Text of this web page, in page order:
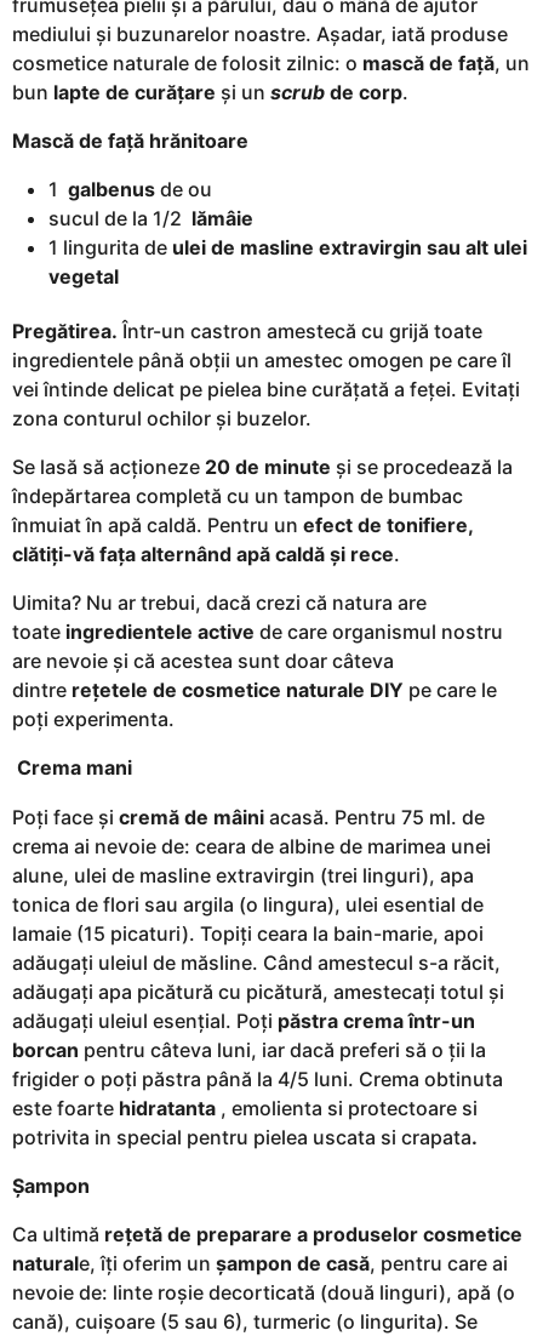
mediului și buzunarelor noastre. Așadar, iată produse
cosmetice naturale de folosit zilnic: o mască de față, un
bun lapte de curățare și un scrub de corp.
Mască de față hrănitoare
1 galbenus de ou
sucul de la 1/2 lămâie
1 lingurita de ulei de masline extravirgin sau alt ulei
vegetal
Pregătirea.Într-un castron amestecă cu grijă toate
ingredientele până obții un amestec omogen pe care îl
vei întinde delicat pe pielea bine curățată a feței. Evitați
zona conturul ochilor și buzelor.
Se lasă să acționeze 20 de minute și se procedează la
îndepărtarea completă cu un tampon de bumbac
înmuiat în apă caldă. Pentru un efect de tonifiere,
clătiți-vă fața alternând apă caldă și rece.
Uimita? Nu ar trebui, dacă crezi că natura are
toate ingredientele active de care organismul nostru
are nevoie și că acestea sunt doar câteva
dintre rețetele de cosmetice naturale DIY pe care le
poți experimenta.
Crema mani
Poți face și cremă de mâini acasă. Pentru 75 ml. de
crema ai nevoie de: ceara de albine de marimea unei
alune, ulei de masline extravirgin (trei linguri), apa
tonica de flori sau argila (o lingura), ulei esential de
lamaie (15 picaturi). Topiți ceara la bain-marie, apoi
adăugați uleiul de măsline. Când amestecul s-a răcit,
adăugați apa picătură cu picătură, amestecați totul și
adăugați uleiul esențial. Poți păstra crema într-un
borcan pentru câteva luni, iar dacă preferi să o ții la
frigider o poți păstra până la 4/5 luni. Crema obtinuta
este foarte hidratanta , emolienta si protectoare si
potrivita in special pentru pielea uscata si crapata.
Şampon
Ca ultimă rețetă de preparare a produselor cosmetice
naturale, îți oferim un șampon de casă, pentru care ai
nevoie de: linte roșie decorticată (două linguri), apă (o
cană), cuișoare (5 sau 6), turmeric (o lingurita). Se